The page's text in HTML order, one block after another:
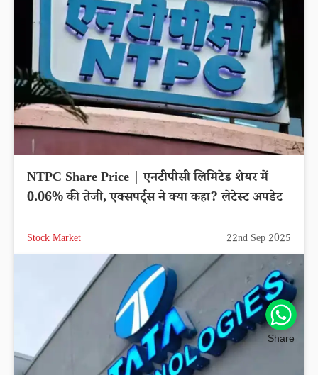
NTPC Share Price | एनटीपीसी लिमिटेड शेयर में
0.06% की तेजी, एक्सपर्ट्स ने क्या कहा? लेटेस्ट अपडेट
Stock Market 22nd Sep 2025
Share